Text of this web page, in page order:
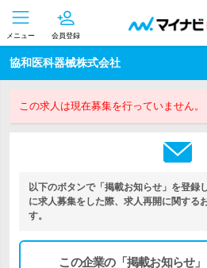
メニュー 会員登録
協和医科器械株式会社
この求人は現在募集を行っていません。
以下のボタンで「掲載お知らせ」を登録
に求人募集をした際、求人再開に関する
す。
この企業の「掲載お知らせ